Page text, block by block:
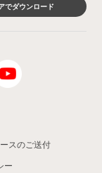
でダウンロード
スのご送付
ー